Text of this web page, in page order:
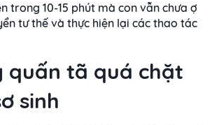
trong 10-15 phút mà con vẫn chưa ợ
tư thế và thực hiện lại các thao tác
quấn tã quá chặt
sinh